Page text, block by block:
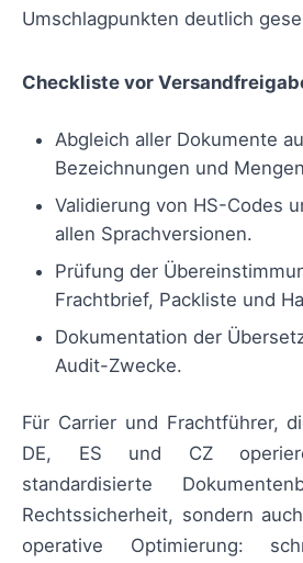
Umschlagpunkten deutlich
Checkliste vor
Abgleich aller Dokumente
Bezeichnungen und
Validierung von HS-Codes
allen Sprachversionen.
Prüfung der
Frachtbrief, Packliste und
Dokumentation der
Audit-Zwecke.
Für Carrier und Frachtführer,
DE, ES und CZ
standardisierte
Rechtssicherheit, sondern
operative Optimierung: